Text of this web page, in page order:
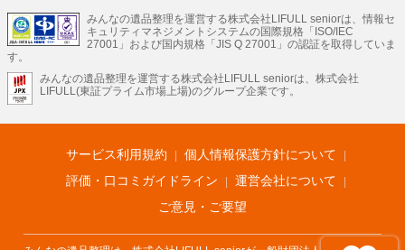
不動産・住宅
引越し 老人ホーム 地方創生 ママの就労支援
不動産クラウドファンディング 遺品整理 老後の暮らし情報
LIFULL HOME'Sのサービス
不動産・住宅
不動産査定 マンション専門売却査定 不動産投資 アドバイザー
不動産アーカイブ
空き家バンク 家賃相場 不動産会社
まちむすび
不動産用語集 住まいのお役立ち情報
LIFULL HOME'S PRESS
アプリ 不動産データ 不動産転職
みんなの遺品整理を運営する株式会社LIFULL seniorは、情報セ
キュリティマネジメントシステムの国際規格「ISO/IEC
27001」および国内規格「JIS Q 27001」の認証を取得していま
す。
みんなの遺品整理を運営する株式会社LIFULL seniorは、株式会社
LIFULL(東証プライム市場上場)のグループ企業です。
サービス利用規約
個人情報保護方針について
評価・口コミガイドライン
運営会社について
ご意見・ご要望